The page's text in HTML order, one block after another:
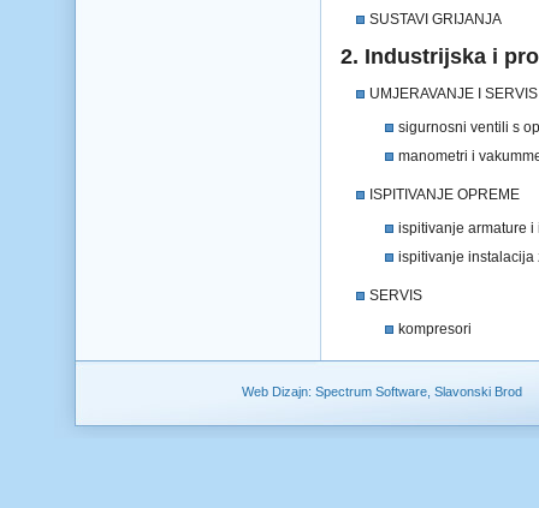
SUSTAVI GRIJANJA
2. Industrijska i
UMJERAVANJE I
sigurnosni ventili s
manometri i
ISPITIVANJE OPREME
ispitivanje armature
ispitivanje instalacija
SERVIS
kompresori
Web Dizajn: Spectrum Software, Slavonski Brod